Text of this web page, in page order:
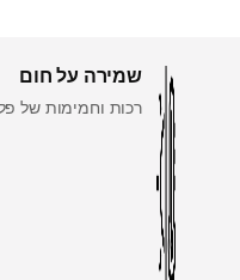
שמירה על חום
רכות וחמימות של